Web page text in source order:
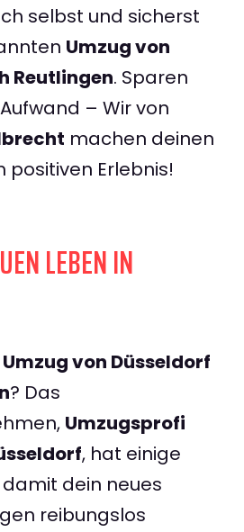
selbst und sicherst
Umzug von
Reutlingen. Sparen
– Wir von
machen deinen
positiven Erlebnis!
LEBEN IN
Umzug von Düsseldorf
? Das
Umzugsprofi
, hat einige
dein neues
reibungslos